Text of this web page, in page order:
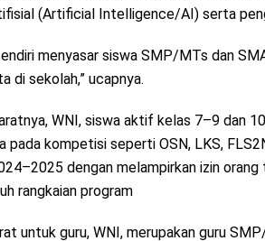
(Artificial Intelligence/AI) serta
menyasar siswa SMP/MTs dan
di sekolah,” ucapnya.
WNI, siswa aktif kelas 7–9 dan
kompetisi seperti OSN, LKS,
dengan melampirkan izin
rangkaian program
untuk guru, WNI, merupakan guru